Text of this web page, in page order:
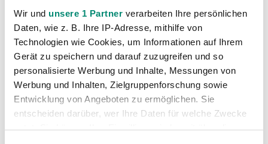
Wir und unsere 1 Partner verarbeiten Ihre persönlichen
Daten, wie z. B. Ihre IP-Adresse, mithilfe von
Technologien wie Cookies, um Informationen auf Ihrem
Gerät zu speichern und darauf zuzugreifen und so
personalisierte Werbung und Inhalte, Messungen von
Werbung und Inhalten, Zielgruppenforschung sowie
Entwicklung von Angeboten zu ermöglichen. Sie
entscheiden darüber, wer Ihre Daten für welche Zwecke
nutzt. Sie können Ihre Einwilligung jederzeit über die
WEITERE NEWS